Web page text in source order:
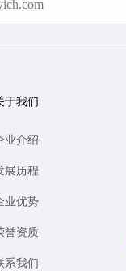
于我们
业介绍
展历程
业优势
誉资质
系我们